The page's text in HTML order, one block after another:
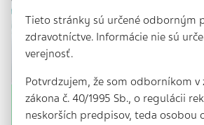
Infarktů ubylo za 15 let o
Tieto stránky sú určené odborným
zdravotníctve. Informácie nie sú
verejnosť.
Potvrdzujem, že som odborníkom v
zákona č. 40/1995 Sb., o regulácii
neskorších predpisov, teda osobou